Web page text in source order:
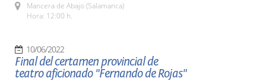
Mancera de Abajo (Salamanca)
Hora: 12:00 h.
10/06/2022
Final del certamen provincial de
teatro aficionado "Fernando de Rojas"